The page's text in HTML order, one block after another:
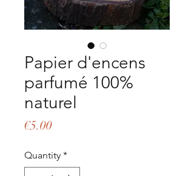
Papier d'encens
parfumé 100%
naturel
€5.00Price
Quantity *